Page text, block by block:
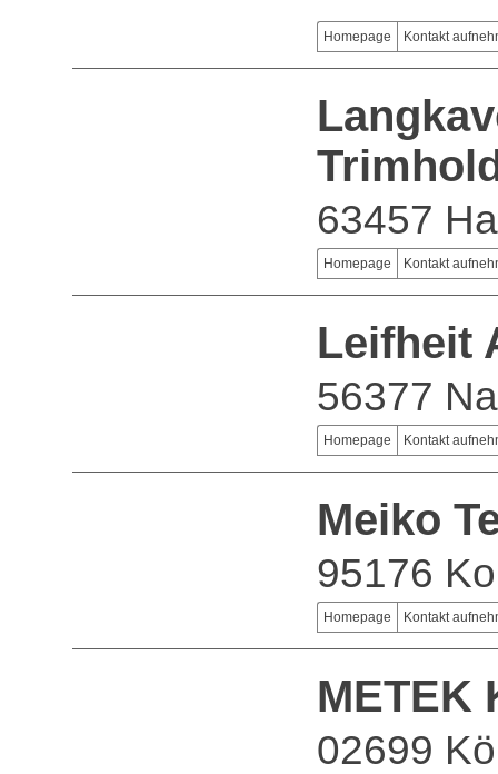
Homepage Kontakt
63457
Homepage Kontakt
Leifheit
56377
Homepage Kontakt
Meiko
95176
Homepage Kontakt
METEK
02699